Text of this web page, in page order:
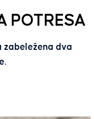
POTRESA
zabeležena dva